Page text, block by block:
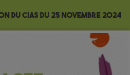
du CIAS du 25 novembre 2024